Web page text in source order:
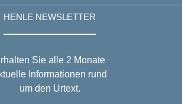
HENLE NEWSLETTER
Sie alle 2 Monate
Informationen rund
um den Urtext.